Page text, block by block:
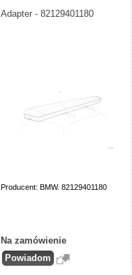
Adapter - 82129401180
Producent: BMW. 82129401180
Na zamówienie